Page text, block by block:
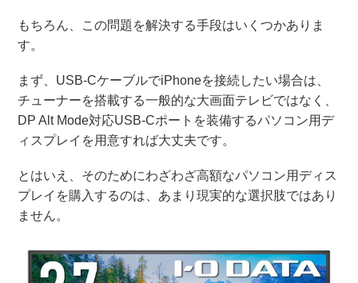
もちろん、この問題を解決する手段はいくつかありま
す。
まず、USB-CケーブルでiPhoneを接続したい場合は、
チューナーを搭載する一般的な大画面テレビではなく、
DP Alt Mode対応USB-Cポートを装備するパソコン用デ
ィスプレイを用意すれば大丈夫です。
とはいえ、そのためにわざわざ高額なパソコン用ディス
プレイを購入するのは、あまり現実的な選択肢ではあり
ません。